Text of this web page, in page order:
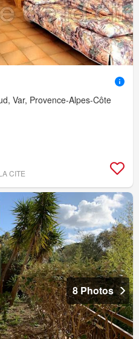
Var, Provence-Alpes-Côte
CITE
8 Photos